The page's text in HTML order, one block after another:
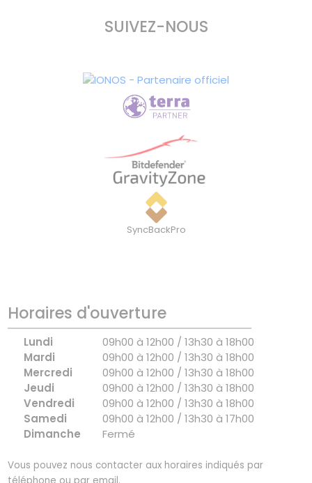
SUIVEZ-NOUS
SyncBackPro
Horaires d'ouverture
Lundi
09h00 à 12h00 / 13h30 à 18h00
Mardi
09h00 à 12h00 / 13h30 à 18h00
Mercredi
09h00 à 12h00 / 13h30 à 18h00
Jeudi
09h00 à 12h00 / 13h30 à 18h00
Vendredi
09h00 à 12h00 / 13h30 à 18h00
Samedi
09h00 à 12h00 / 13h30 à 17h00
Dimanche
Fermé
Vous pouvez nous contacter aux horaires indiqués par
téléphone ou par email.